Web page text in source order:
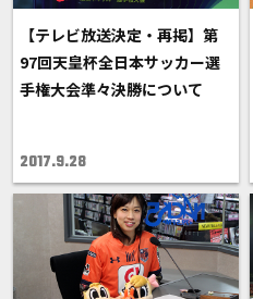
【テレビ放送決定・再掲】第
97回天皇杯全日本サッカー選
手権大会準々決勝について
2017.9.28